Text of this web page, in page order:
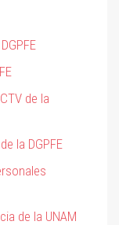
de la
la DGPFE
de la UNAM